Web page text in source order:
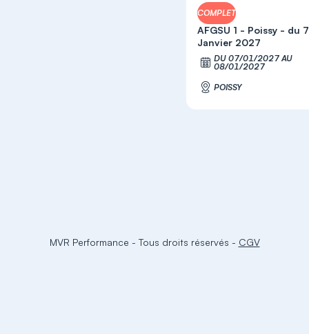
COMPLET
AFGSU 1 - Poissy - du
Janvier 2027
DU 07/01/2027 AU
08/01/2027
POISSY
MVR Performance - Tous droits réservés - CGV